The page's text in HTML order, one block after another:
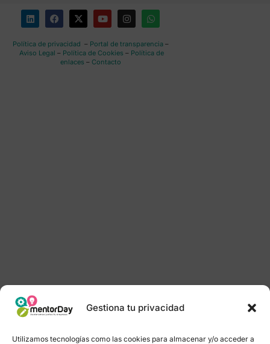
Gestiona tu privacidad
Utilizamos tecnologías como las cookies para almacenar y/o acceder a
Política de privacidad – Portal de transparencia–
Aviso Legal – Política de Cookies – Política de
enlaces – Contacto